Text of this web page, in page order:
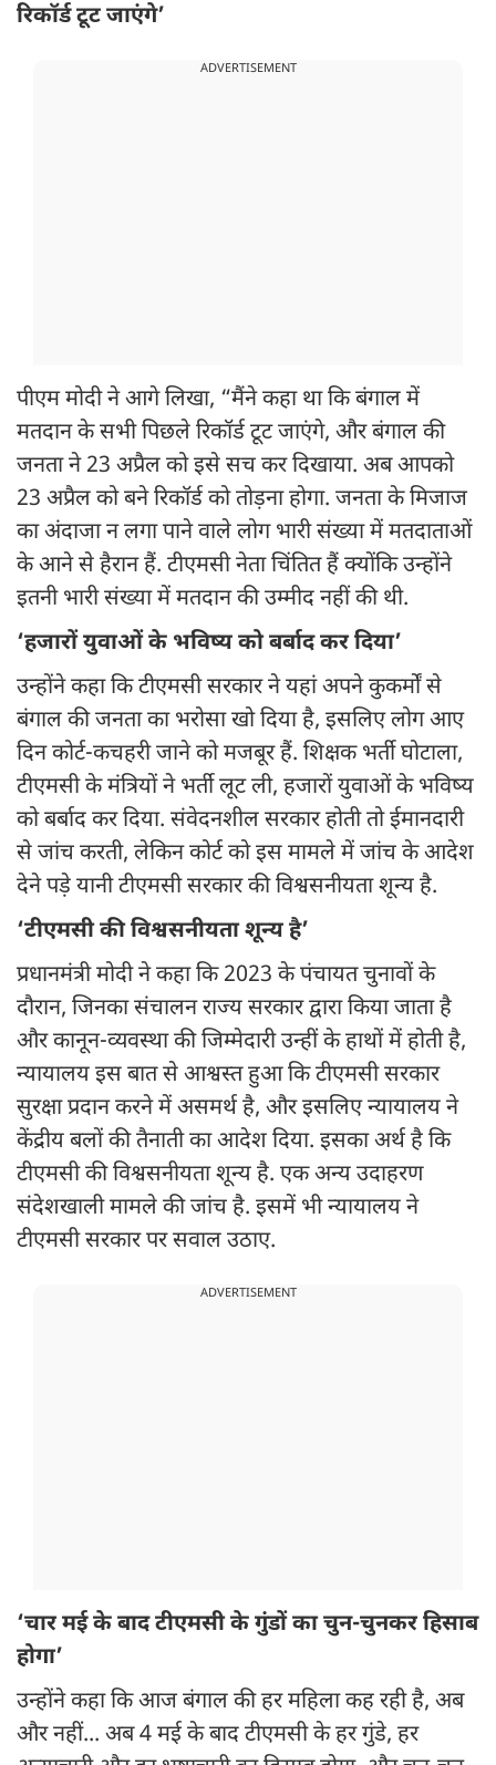
रिकॉर्ड टूट जाएंगे’
ADVERTISEMENT
पीएम मोदी ने आगे लिखा, “मैंने कहा था कि बंगाल में
मतदान के सभी पिछले रिकॉर्ड टूट जाएंगे, और बंगाल की
जनता ने 23 अप्रैल को इसे सच कर दिखाया. अब आपको
23 अप्रैल को बने रिकॉर्ड को तोड़ना होगा. जनता के मिजाज
का अंदाजा न लगा पाने वाले लोग भारी संख्या में मतदाताओं
के आने से हैरान हैं. टीएमसी नेता चिंतित हैं क्योंकि उन्होंने
इतनी भारी संख्या में मतदान की उम्मीद नहीं की थी.
‘हजारों युवाओं के भविष्य को बर्बाद कर दिया’
उन्होंने कहा कि टीएमसी सरकार ने यहां अपने कुकर्मों से
बंगाल की जनता का भरोसा खो दिया है, इसलिए लोग आए
दिन कोर्ट-कचहरी जाने को मजबूर हैं. शिक्षक भर्ती घोटाला,
टीएमसी के मंत्रियों ने भर्ती लूट ली, हजारों युवाओं के भविष्य
को बर्बाद कर दिया. संवेदनशील सरकार होती तो ईमानदारी
से जांच करती, लेकिन कोर्ट को इस मामले में जांच के आदेश
देने पड़े यानी टीएमसी सरकार की विश्वसनीयता शून्य है.
‘टीएमसी की विश्वसनीयता शून्य है’
प्रधानमंत्री मोदी ने कहा कि 2023 के पंचायत चुनावों के
दौरान, जिनका संचालन राज्य सरकार द्वारा किया जाता है
और कानून-व्यवस्था की जिम्मेदारी उन्हीं के हाथों में होती है,
न्यायालय इस बात से आश्वस्त हुआ कि टीएमसी सरकार
सुरक्षा प्रदान करने में असमर्थ है, और इसलिए न्यायालय ने
केंद्रीय बलों की तैनाती का आदेश दिया. इसका अर्थ है कि
टीएमसी की विश्वसनीयता शून्य है. एक अन्य उदाहरण
संदेशखाली मामले की जांच है. इसमें भी न्यायालय ने
टीएमसी सरकार पर सवाल उठाए.
ADVERTISEMENT
‘चार मई के बाद टीएमसी के गुंडों का चुन-चुनकर हिसाब
होगा’
उन्होंने कहा कि आज बंगाल की हर महिला कह रही है, अब
और नहीं... अब 4 मई के बाद टीएमसी के हर गुंडे, हर